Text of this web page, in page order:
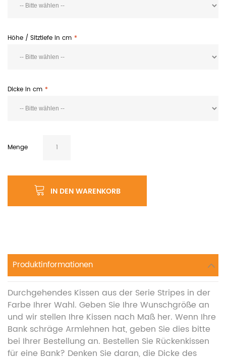
Höhe / Sitztiefe in cm
Dicke in cm
Menge
IN DEN WARENKORB
Produktinformationen
Durchgehendes Kissen aus der Serie Stripes in der
Farbe Ihrer Wahl. Geben Sie Ihre Wunschgröße an
und wir stellen Ihre Kissen nach Maß her. Wenn Ihre
Bank schräge Armlehnen hat, geben Sie dies bitte
bei Ihrer Bestellung an. Bestellen Sie Rückenkissen
für eine Bank? Denken Sie daran, die Dicke des